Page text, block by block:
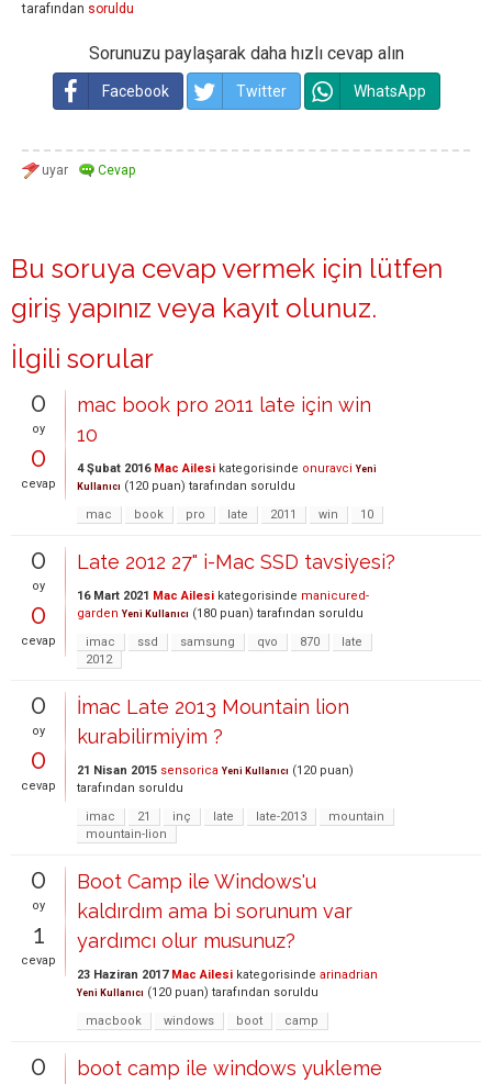
tarafından soruldu
Sorunuzu paylaşarak daha hızlı cevap alın
Facebook Twitter WhatsApp
Bu soruya cevap vermek için lütfen
giriş yapınız veya kayıt olunuz.
İlgili sorular
0
oy
0
cevap
mac book pro 2011 late için win
10
4 Şubat 2016 Mac Ailesi kategorisinde onuravci Yeni
Kullanıcı (120 puan) tarafından soruldu
mac
book pro late 2011 win 10
0
oy
0
cevap
Late 2012 27" i-Mac SSD tavsiyesi?
16 Mart 2021 Mac Ailesi kategorisinde manicured-
garden Yeni Kullanıcı (180 puan) tarafından soruldu
imac
ssd samsung qvo 870
late
2012
0
oy
0
cevap
İmac Late 2013 Mountain lion
kurabilirmiyim ?
21 Nisan 2015 sensorica Yeni Kullanıcı (120 puan)
tarafından soruldu
imac
21 inç late late-2013
mountain
mountain-lion
0
oy
1
cevap
Boot Camp ile Windows'u
kaldırdım ama bi sorunum var
yardımcı olur musunuz?
23 Haziran 2017 Mac Ailesi kategorisinde arinadrian
Yeni Kullanıcı (120 puan) tarafından soruldu
macbook
windows boot camp
0
boot camp ile windows yukleme